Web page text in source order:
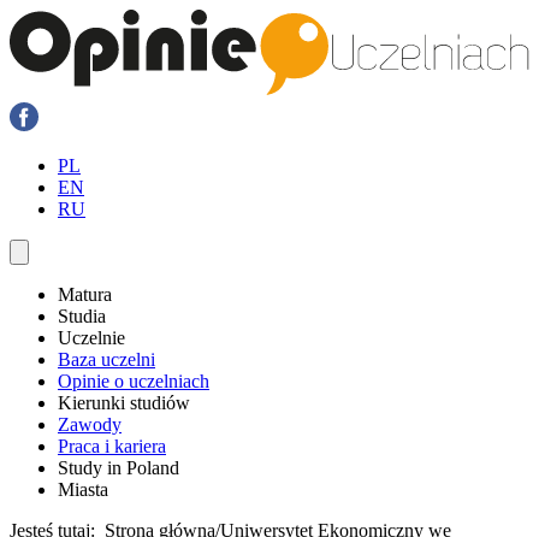
PL
EN
RU
Matura
Studia
Uczelnie
Baza uczelni
Opinie o uczelniach
Kierunki studiów
Zawody
Praca i kariera
Study in Poland
Miasta
Jesteś tutaj: Strona główna Uniwersytet Ekonomiczny we